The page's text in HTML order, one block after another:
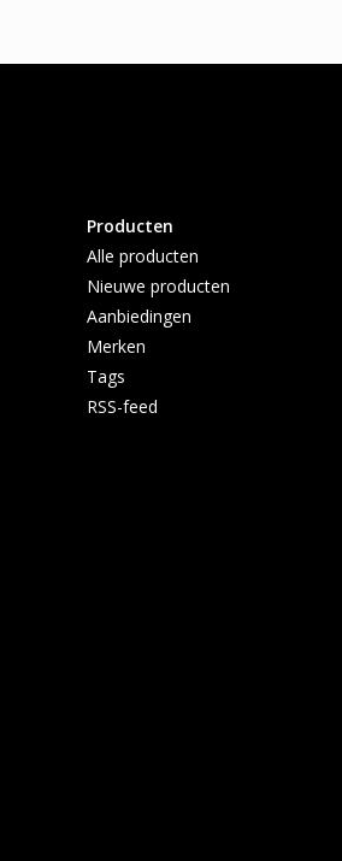
Producten
Alle producten
Nieuwe producten
Aanbiedingen
Merken
Tags
RSS-feed